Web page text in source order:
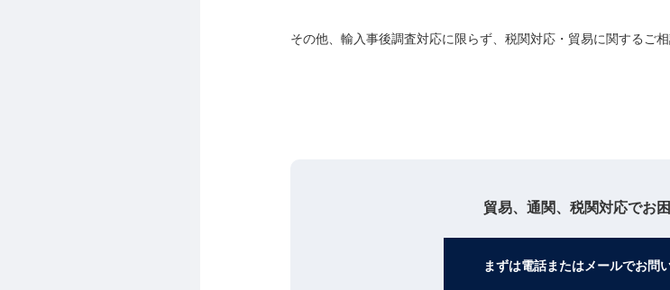
その他、輸入事後調査対応に限らず、税関対応・貿易に関するご相
貿易、通関、税関対応でお
まずは電話またはメールでお問